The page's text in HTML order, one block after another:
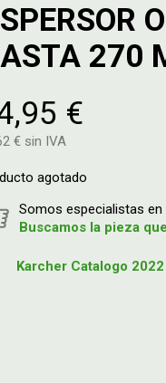
270
€
€ sin IVA
agotado
Somos especialistas
Buscamos la pieza
Karcher Catalogo 2022